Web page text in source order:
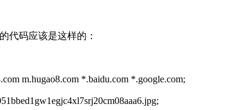
代码应该是这样的：
m.hugao8.com *.baidu.com *.google.com;